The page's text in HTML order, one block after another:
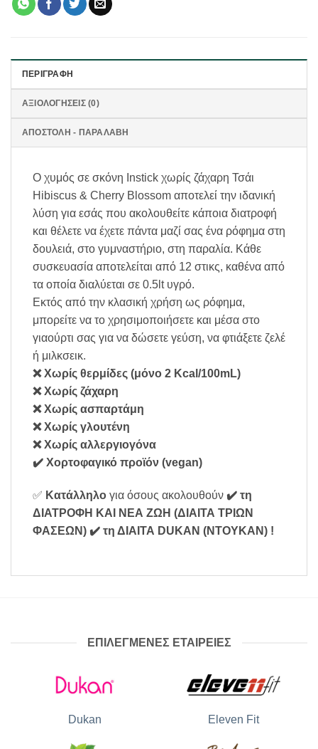
ΠΕΡΙΓΡΑΦΉ
ΑΞΙΟΛΟΓΉΣΕΙΣ (0)
ΑΠΟΣΤΟΛΗ - ΠΑΡΑΛΑΒΗ
Ο χυμός σε σκόνη Instick χωρίς ζάχαρη Τσάι
Hibiscus & Cherry Blossom αποτελεί την ιδανική
λύση για εσάς που ακολουθείτε κάποια διατροφή
και θέλετε να έχετε πάντα μαζί σας ένα ρόφημα στη
δουλειά, στο γυμναστήριο, στη παραλία. Κάθε
συσκευασία αποτελείται από 12 στικς, καθένα από
τα οποία διαλύεται σε 0.5lt υγρό.
Εκτός από την κλασική χρήση ως ρόφημα,
μπορείτε να το χρησιμοποιήσετε και μέσα στο
γιαούρτι σας για να δώσετε γεύση, να φτιάξετε ζελέ
ή μιλκσεικ.
❌ Χωρίς θερμίδες (μόνο 2 Kcal/100mL)
❌ Χωρίς ζάχαρη
❌ Χωρίς ασπαρτάμη
❌ Χωρίς γλουτένη
❌ Χωρίς αλλεργιογόνα
✔️ Χορτοφαγικό προϊόν (vegan)
✅ Κατάλληλο για όσους ακολουθούν ✔️ τη
ΔΙΑΤΡΟΦΗ ΚΑΙ ΝΕΑ ΖΩΗ (ΔΙΑΙΤΑ ΤΡΙΩΝ
ΦΑΣΕΩΝ) ✔️ τη ΔΙΑΙΤΑ DUKAN (ΝΤΟΥΚΑΝ) !
ΕΠΙΛΕΓΜΕΝΕΣ ΕΤΑΙΡΕΙΕΣ
Dukan Eleven Fit